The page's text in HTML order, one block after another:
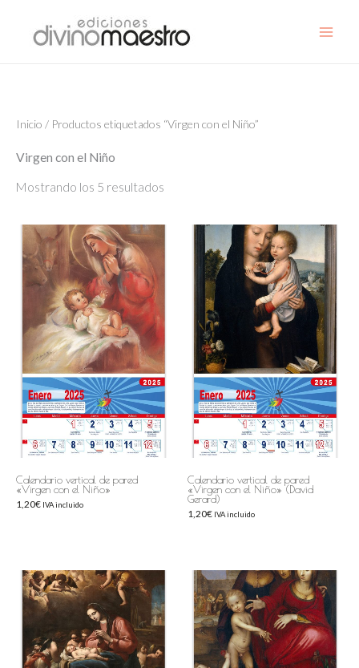
Inicio / Productos etiquetados “Virgen con el Niño”
Virgen con el Niño
Mostrando los 5 resultados
Calendario vertical de pared
«Virgen con el Niño»
1,20€ IVA incluido
Calendario vertical de pared
«Virgen con el Niño» (David
Gerard)
1,20€ IVA incluido